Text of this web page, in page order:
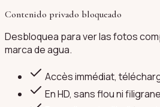
Contenido privado bloqueado
Desbloquea para ver las fotos
marca de agua.
Accès immédiat,
En HD, sans flou ni filigrane